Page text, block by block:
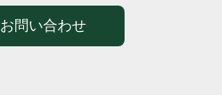
お問い合わせ